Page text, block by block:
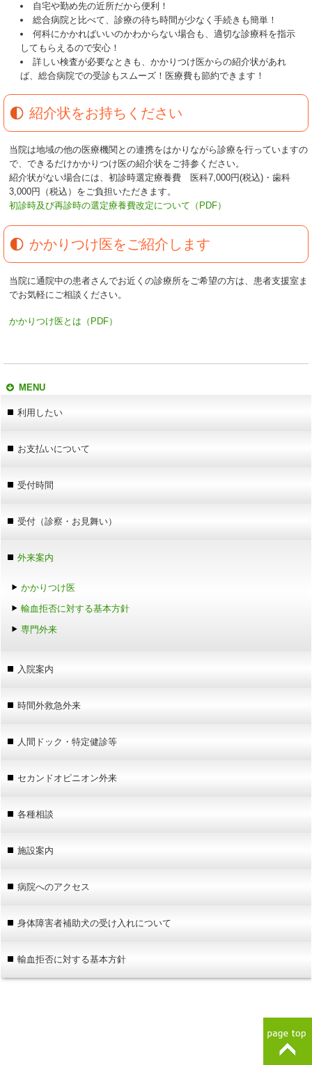
自宅や勤め先の近所だから便利！
総合病院と比べて、診療の待ち時間が少なく手続きも簡単！
何科にかかればいいのかわからない場合も、適切な診療科を指示
してもらえるので安心！
詳しい検査が必要なときも、かかりつけ医からの紹介状があれ
ば、総合病院での受診もスムーズ！医療費も節約できます！
紹介状をお持ちください
当院は地域の他の医療機関との連携をはかりながら診療を行っていますの
で、できるだけかかりつけ医の紹介状をご持参ください。
紹介状がない場合には、初診時選定療養費 医科7,000円(税込)・歯科
3,000円（税込）をご負担いただきます。
初診時及び再診時の選定療養費改定について（PDF）
かかりつけ医をご紹介します
当院に通院中の患者さんでお近くの診療所をご希望の方は、患者支援室ま
でお気軽にご相談ください。
かかりつけ医とは（PDF）
MENU
利用したい
お支払いについて
受付時間
受付（診察・お見舞い）
外来案内
かかりつけ医
輸血拒否に対する基本方針
専門外来
入院案内
時間外救急外来
人間ドック・特定健診等
セカンドオピニオン外来
各種相談
施設案内
病院へのアクセス
身体障害者補助犬の受け入れについて
輸血拒否に対する基本方針